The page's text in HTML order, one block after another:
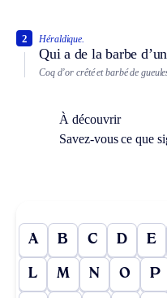
Héraldique.
Qui a de la barbe
2
Coq d’or crêté et barbé de
À découvrir
Savez-vous ce que
A B C D E
L M N O P